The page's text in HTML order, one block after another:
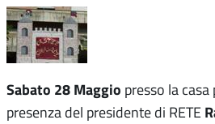
Sabato 28 Maggio presso la casa
presenza del presidente di RETE